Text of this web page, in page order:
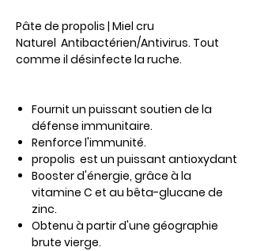
Pâte de propolis | Miel cru
Naturel Antibactérien/Antivirus. Tout
comme il désinfecte la ruche.
Fournit un puissant soutien de la
défense immunitaire.
Renforce l'immunité.
propolis est un puissant antioxydant
Booster d'énergie, grâce à la
vitamine C et au bêta-glucane de
zinc.
Obtenu à partir d'une géographie
brute vierge.